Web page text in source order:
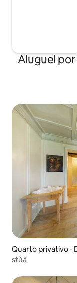
Aluguel
Quarto privativo ⋅
stùä